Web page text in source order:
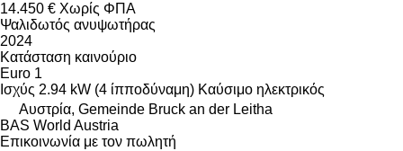
14.450 € Χωρίς ΦΠΑ
Ψαλιδωτός ανυψωτήρας
2024
Κατάσταση καινούριο
Euro 1
Ισχύς 2.94 kW (4 ίπποδύναμη) Καύσιμο ηλεκτρικός
Αυστρία, Gemeinde Bruck an der Leitha
BAS World Austria
Επικοινωνία με τον πωλητή